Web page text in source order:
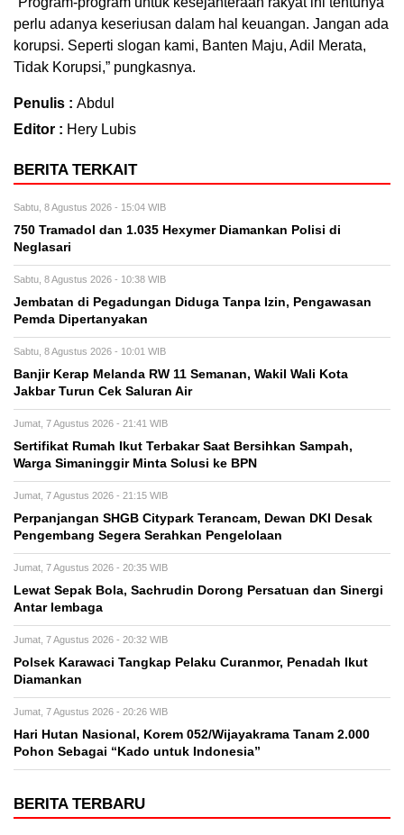
perlu adanya keseriusan dalam hal keuangan. Jangan ada
korupsi. Seperti slogan kami, Banten Maju, Adil Merata,
Tidak Korupsi,” pungkasnya.
Penulis : Abdul
Editor : Hery Lubis
BERITA TERKAIT
Sabtu, 8 Agustus 2026 - 15:04 WIB
750 Tramadol dan 1.035 Hexymer Diamankan Polisi di
Neglasari
Sabtu, 8 Agustus 2026 - 10:38 WIB
Jembatan di Pegadungan Diduga Tanpa Izin, Pengawasan
Pemda Dipertanyakan
Sabtu, 8 Agustus 2026 - 10:01 WIB
Banjir Kerap Melanda RW 11 Semanan, Wakil Wali Kota
Jakbar Turun Cek Saluran Air
Jumat, 7 Agustus 2026 - 21:41 WIB
Sertifikat Rumah Ikut Terbakar Saat Bersihkan Sampah,
Warga Simaninggir Minta Solusi ke BPN
Jumat, 7 Agustus 2026 - 21:15 WIB
Perpanjangan SHGB Citypark Terancam, Dewan DKI Desak
Pengembang Segera Serahkan Pengelolaan
Jumat, 7 Agustus 2026 - 20:35 WIB
Lewat Sepak Bola, Sachrudin Dorong Persatuan dan Sinergi
Antar lembaga
Jumat, 7 Agustus 2026 - 20:32 WIB
Polsek Karawaci Tangkap Pelaku Curanmor, Penadah Ikut
Diamankan
Jumat, 7 Agustus 2026 - 20:26 WIB
Hari Hutan Nasional, Korem 052/Wijayakrama Tanam 2.000
Pohon Sebagai “Kado untuk Indonesia”
BERITA TERBARU